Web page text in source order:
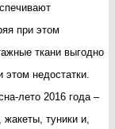
при этом
ткани выгодно
недостатки.
лето 2016 года –
туники и,